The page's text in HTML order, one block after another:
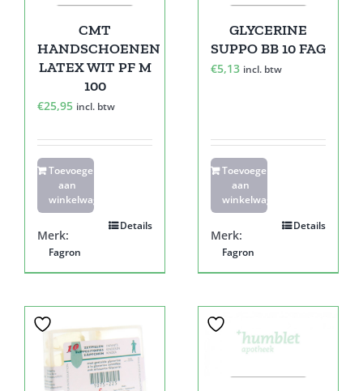
CMT
HANDSCHOENEN
LATEX WIT PF M
100
€25,95 incl. btw
Toevoegen
aan
winkelwagen
Details
Merk:
Fagron
GLYCERINE
SUPPO BB 10 FAG
€5,13 incl. btw
Toevoegen
aan
winkelwagen
Details
Merk:
Fagron